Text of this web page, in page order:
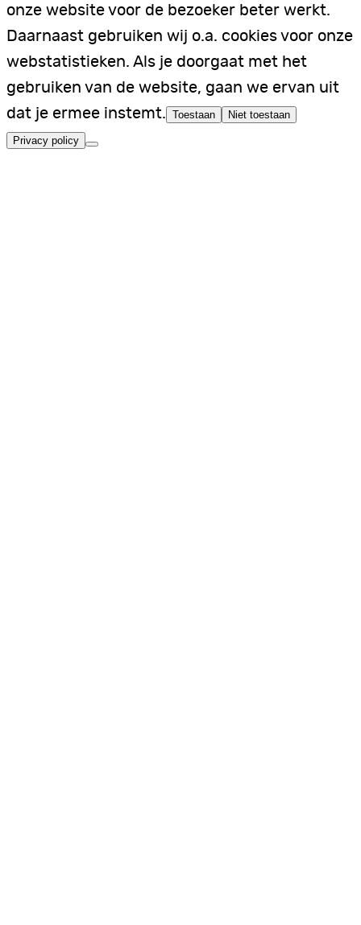
onze website voor de bezoeker beter werkt.
Daarnaast gebruiken wij o.a. cookies voor onze
webstatistieken. Als je doorgaat met het
gebruiken van de website, gaan we ervan uit
dat je ermee instemt. Toestaan Niet toestaan
Privacy policy